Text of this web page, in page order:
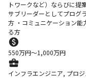
トワークなど）ならびに提
サブリーダーとしてプログ
方 ・コミュニケーション能
る方
550万円〜1,000万円
インフラエンジニア, プロ